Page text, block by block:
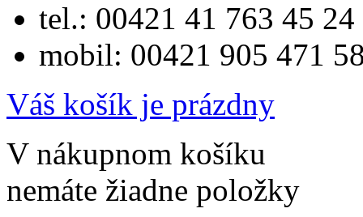
tel.: 00421 41 763 45 24
mobil: 00421 905 471
Váš košík je prázdny
V nákupnom košíku
nemáte žiadne položky